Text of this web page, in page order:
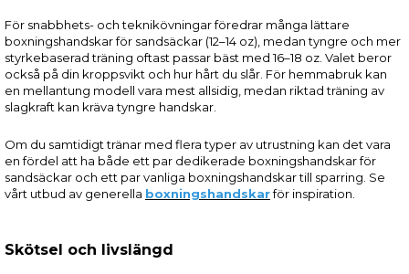
För snabbhets- och teknikövningar föredrar många lättare
boxningshandskar för sandsäckar (12–14 oz), medan tyngre och mer
styrkebaserad träning oftast passar bäst med 16–18 oz. Valet beror
också på din kroppsvikt och hur hårt du slår. För hemmabruk kan
en mellantung modell vara mest allsidig, medan riktad träning av
slagkraft kan kräva tyngre handskar.
Om du samtidigt tränar med flera typer av utrustning kan det vara
en fördel att ha både ett par dedikerade boxningshandskar för
sandsäckar och ett par vanliga boxningshandskar till sparring. Se
vårt utbud av generella boxningshandskarför inspiration.
Skötsel och livslängd